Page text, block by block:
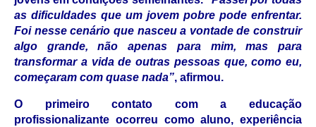
as dificuldades que um jovem pobre pode enfrentar.
Foi nesse cenário que nasceu a vontade de construir
algo grande, não apenas para mim, mas para
transformar a vida de outras pessoas que, como eu,
começaram com quase nada”, afirmou.
O primeiro contato com a educação
profissionalizante ocorreu como aluno, experiência